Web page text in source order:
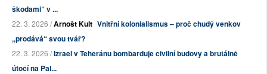
škodami“ v ...
22. 3. 2026 /Arnošt Kult Vnitřní kolonialismus – proč chudý venkov
„prodává“ svou tvář?
22. 3. 2026 /Izrael v Teheránu bombarduje civilní budovy a brutálně
útočí na Pal...